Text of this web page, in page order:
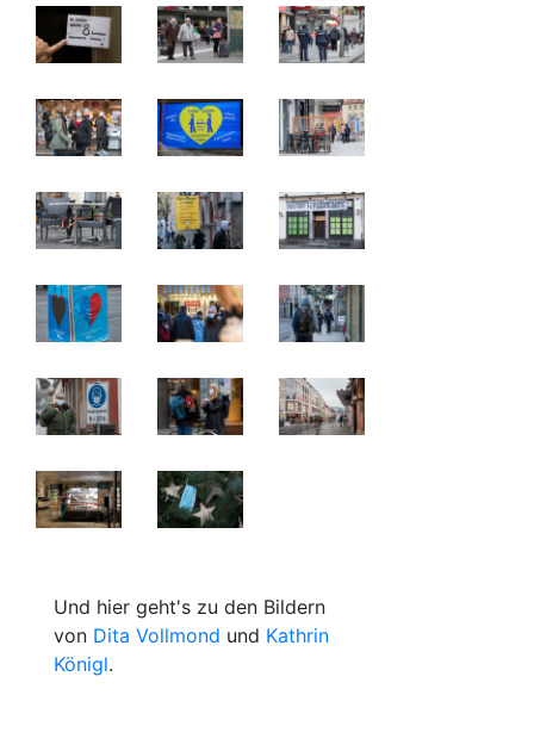
Und hier geht's zu den Bildern
von Dita Vollmond und Kathrin
Königl.